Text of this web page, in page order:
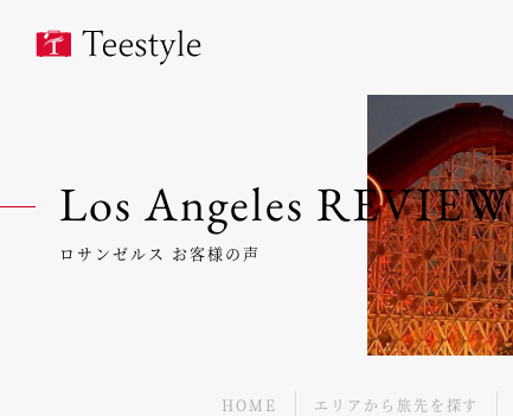
Los Angeles REVIEW
ロサンゼルス お客様の声
HOME エリアから旅先を探す